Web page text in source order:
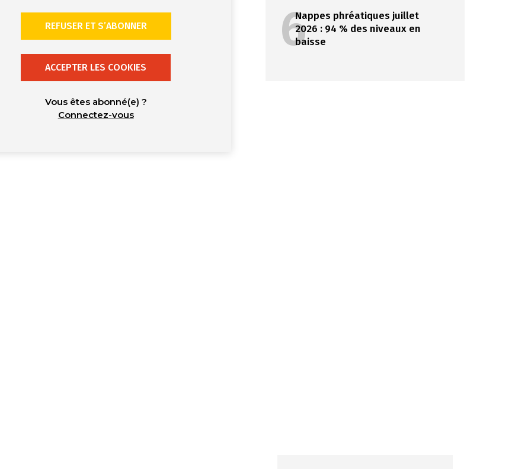
REFUSER ET S’ABONNER
ACCEPTER LES COOKIES
Vous êtes abonné(e) ?
Connectez-vous
6Nappes phréatiques juillet
2026 : 94 % des niveaux en
baisse